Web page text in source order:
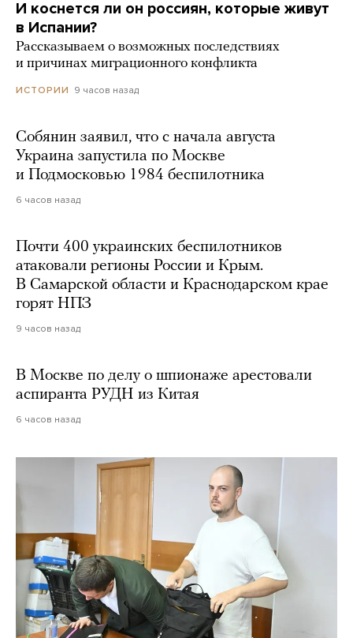
И коснется ли он россиян, которые живут
в Испании?
Рассказываем о возможных последствиях
и причинах миграционного конфликта
ИСТОРИИ 9 часов назад
Собянин заявил, что с начала августа
Украина запустила по Москве
и Подмосковью 1984 беспилотника
6 часов назад
Почти 400 украинских беспилотников
атаковали регионы России и Крым.
В Самарской области и Краснодарском крае
горят НПЗ
9 часов назад
В Москве по делу о шпионаже арестовали
аспиранта РУДН из Китая
6 часов назад